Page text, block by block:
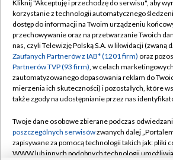
TVP
Abonament TVP
Emisja w TVP
Centrum informacji TVP
Naziemna Telewizja Cyfrowa
Rada Programowa
System NOS
Regulamin TVP
Polityka
Moje zgody
Pomoc
Kontakt
Kliknij "Akceptuję i przechodzę do serwisu", aby
korzystanie z technologii automatycznego
dostęp do informacji na Twoim urządzeniu
przechowywanie oraz na przetwarzanie Twoich
nas, czyli Telewizję Polską S.A. w likwidacji (zwaną
Zaufanych Partnerów z IAB* (1201 firm) oraz
Partnerów TVP (93 firm), w celach
zautomatyzowanego dopasowania reklam do
mierzenia ich skuteczności) i pozostałych, które
także zgody na udostępnianie przez nas
Twoje dane osobowe zbierane podczas
poszczególnych serwisówzwanych dalej
zapisywane za pomocą technologii takich jak: pliki
WWW lub innych podobnych technologii